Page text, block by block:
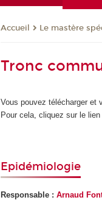
Accueil Le mastère
Tronc
Vous pouvez télécharger et
Pour cela, cliquez sur le
Epidémiologie
Responsable :Arnaud